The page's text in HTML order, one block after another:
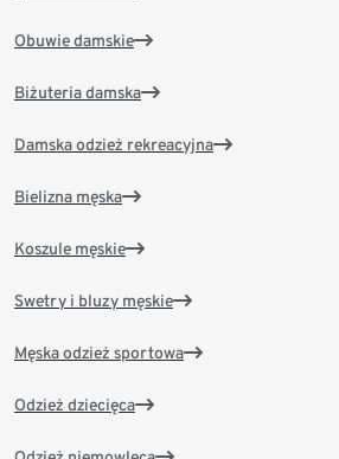
Obuwie damskie
Biżuteria damska
Damska odzież rekreacyjna
Bielizna męska
Koszule męskie
Swetry i bluzy męskie
Męska odzież sportowa
Odzież dziecięca